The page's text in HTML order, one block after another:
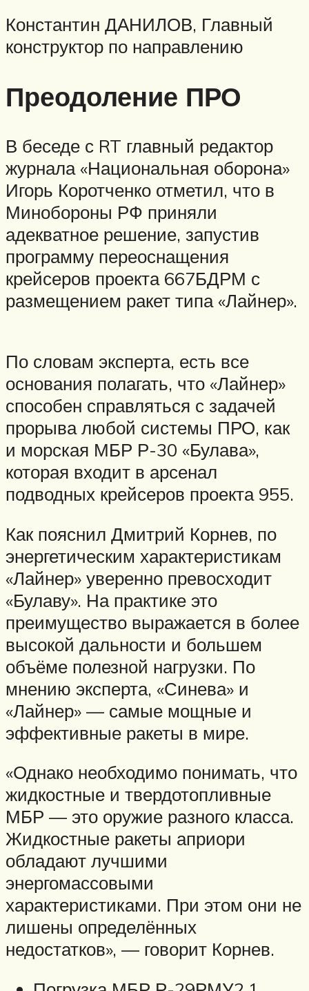
Константин ДАНИЛОВ, Главный
конструктор по направлению
Преодоление ПРО
В беседе с RT главный редактор
журнала «Национальная оборона»
Игорь Коротченко отметил, что в
Минобороны РФ приняли
адекватное решение, запустив
программу переоснащения
крейсеров проекта 667БДРМ с
размещением ракет типа «Лайнер».
По словам эксперта, есть все
основания полагать, что «Лайнер»
способен справляться с задачей
прорыва любой системы ПРО, как
и морская МБР Р-30 «Булава»,
которая входит в арсенал
подводных крейсеров проекта 955.
Как пояснил Дмитрий Корнев, по
энергетическим характеристикам
«Лайнер» уверенно превосходит
«Булаву». На практике это
преимущество выражается в более
высокой дальности и большем
объёме полезной нагрузки. По
мнению эксперта, «Синева» и
«Лайнер» — самые мощные и
эффективные ракеты в мире.
«Однако необходимо понимать, что
жидкостные и твердотопливные
МБР — это оружие разного класса.
Жидкостные ракеты априори
обладают лучшими
энергомассовыми
характеристиками. При этом они не
лишены определённых
недостатков», — говорит Корнев.